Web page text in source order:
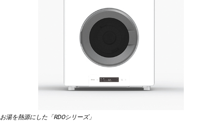
お湯を熱源にした「RDOシリーズ」